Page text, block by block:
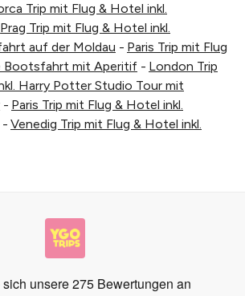
Trip mit Flug & Hotel inkl.
Prag Trip mit Flug & Hotel inkl.
auf der Moldau - Paris Trip mit Flug
Bootsfahrt mit Aperitif - London Trip
Harry Potter Studio Tour mit
- Paris Trip mit Flug & Hotel inkl.
- Venedig Trip mit Flug & Hotel inkl.